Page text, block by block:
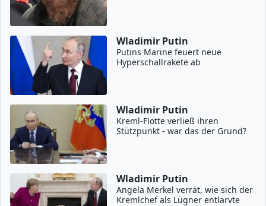
Wladimir Putin
Putins Marine feuert neue
Hyperschallrakete ab
Wladimir Putin
Kreml-Flotte verließ ihren
Stützpunkt - war das der Grund?
Wladimir Putin
Angela Merkel verrät, wie sich der
Kremlchef als Lügner entlarvte